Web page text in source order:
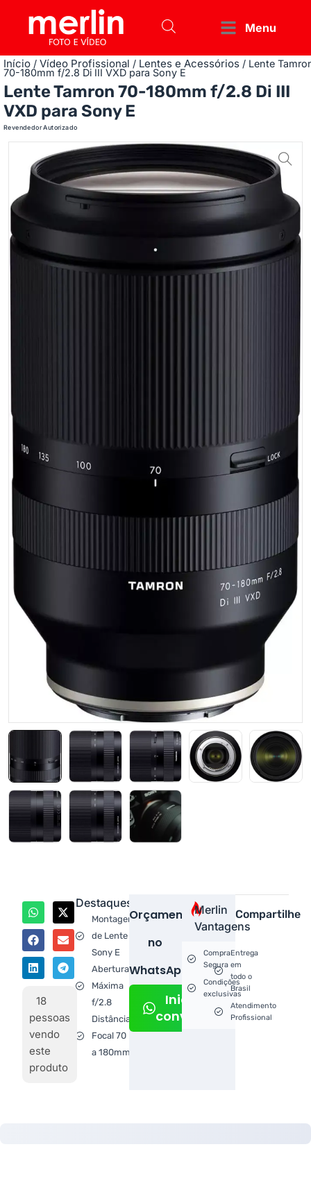
Menu
Início / Vídeo Profissional / Lentes e Acessórios / Lente
70-180mm f/2.8 Di III VXD para Sony E
Lente Tamron 70-180mm f/2.8 Di III
VXD para Sony E
Revendedor Autorizado
Destaques
Montagem
de Lente
Sony E
Abertura
Máxima
f/2.8
Distância
Focal 70
a 180mm
Orçamento
no
WhatsApp!
Iniciar
conversa
Compartilhe
18
pessoas
vendo
este
produto
Merlin
Vantagens
Compra
Segura
Condições
exclusivas
Entrega
em
todo o
Brasil
Atendimento
Profissional